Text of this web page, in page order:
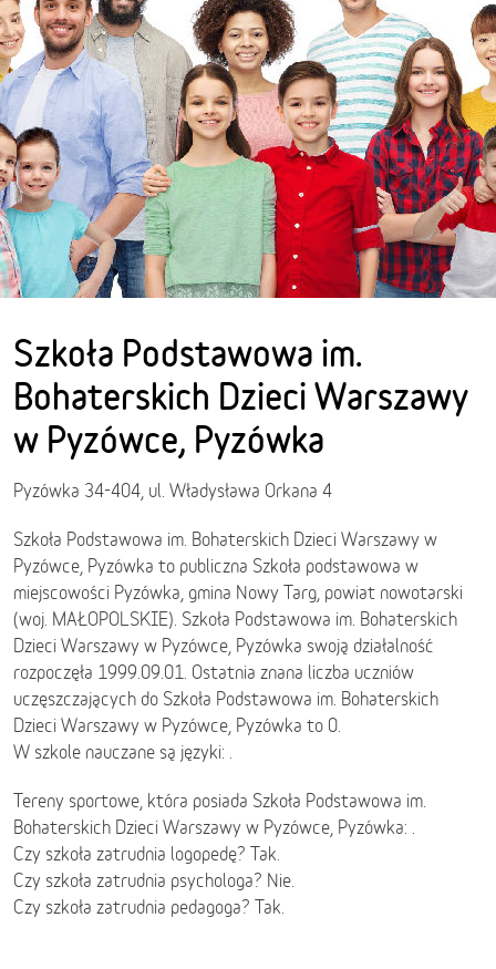
Szkoła Podstawowa im.
Bohaterskich Dzieci Warszawy
w Pyzówce, Pyzówka
Pyzówka 34-404, ul. Władysława Orkana 4
Szkoła Podstawowa im. Bohaterskich Dzieci Warszawy w
Pyzówce, Pyzówka to publiczna Szkoła podstawowa w
miejscowości Pyzówka, gmina Nowy Targ, powiat nowotarski
(woj. MAŁOPOLSKIE). Szkoła Podstawowa im. Bohaterskich
Dzieci Warszawy w Pyzówce, Pyzówka swoją działalność
rozpoczęła 1999.09.01. Ostatnia znana liczba uczniów
uczęszczających do Szkoła Podstawowa im. Bohaterskich
Dzieci Warszawy w Pyzówce, Pyzówka to 0.
W szkole nauczane są języki: .
Tereny sportowe, która posiada Szkoła Podstawowa im.
Bohaterskich Dzieci Warszawy w Pyzówce, Pyzówka: .
Czy szkoła zatrudnia logopedę? Tak.
Czy szkoła zatrudnia psychologa? Nie.
Czy szkoła zatrudnia pedagoga? Tak.